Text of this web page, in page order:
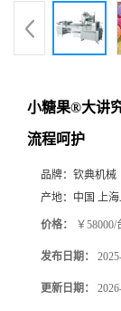
小糖果®大讲
流程呵护
品牌： 钦典机械
产地： 中国 上
价格： ￥58000/
发布日期：
更新日期：